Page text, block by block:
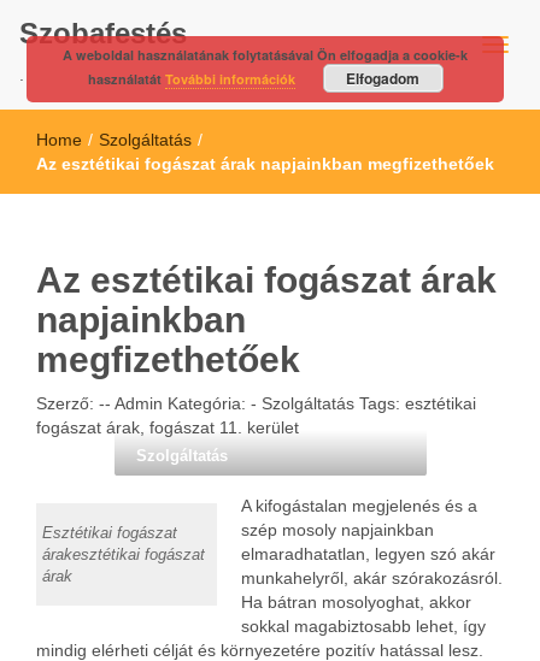
Szobafestés
Home / Szolgáltatás /
Az esztétikai fogászat árak napjainkban megfizethetőek
Az esztétikai fogászat árak
napjainkban
megfizethetőek
Szerző: -- Admin Kategória: - Szolgáltatás Tags: esztétikai
fogászat árak fogászat 11. kerület
Szolgáltatás
Esztétikai fogászat
árakesztétikai fogászat
árak
A kifogástalan megjelenés és a
szép mosoly napjainkban
elmaradhatatlan, legyen szó akár
munkahelyről, akár szórakozásról.
Ha bátran mosolyoghat, akkor
sokkal magabiztosabb lehet, így
mindig elérheti célját és környezetére pozitív hatással lesz.
A weboldal használatának folytatásával Ön elfogadja a cookie-k
használatát További információk Elfogadom